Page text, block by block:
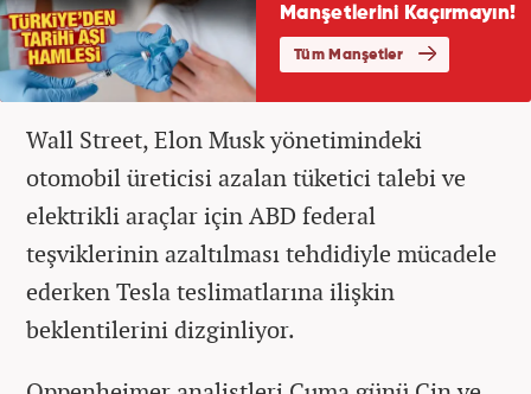
Wall Street, Elon Musk yönetimindeki
otomobil üreticisi azalan tüketici talebi ve
elektrikli araçlar için ABD federal
teşviklerinin azaltılması tehdidiyle mücadele
ederken Tesla teslimatlarına ilişkin
beklentilerini dizginliyor.